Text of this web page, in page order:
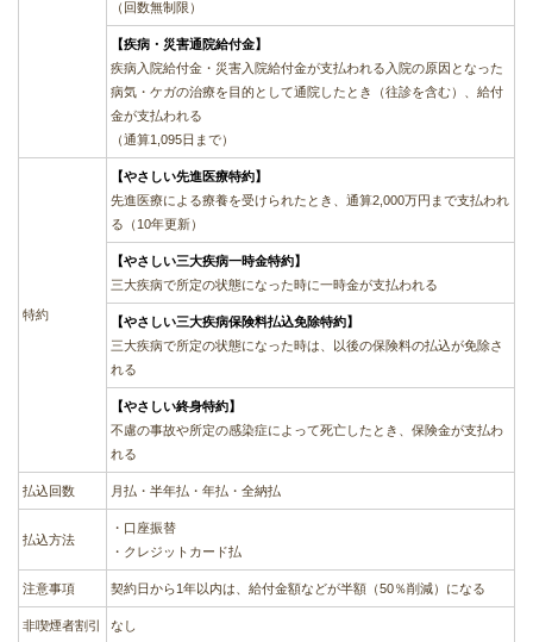
（回数無制限）
【疾病・災害通院給付金】
疾病入院給付金・災害入院給付金が支払われる入院の原因となった
病気・ケガの治療を目的として通院したとき（往診を含む）、給付
金が支払われる
（通算1,095日まで）
特約
【やさしい先進医療特約】
先進医療による療養を受けられたとき、通算2,000万円まで支払われ
る（10年更新）
【やさしい三大疾病一時金特約】
三大疾病で所定の状態になった時に一時金が支払われる
【やさしい三大疾病保険料払込免除特約】
三大疾病で所定の状態になった時は、以後の保険料の払込が免除さ
れる
【やさしい終身特約】
不慮の事故や所定の感染症によって死亡したとき、保険金が支払わ
れる
払込回数 月払・半年払・年払・全納払
払込方法
・口座振替
・クレジットカード払
注意事項 契約日から1年以内は、給付金額などが半額（50％削減）になる
非喫煙者割引 なし